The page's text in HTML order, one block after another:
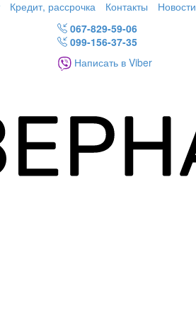
Кредит, рассрочка Контакты Новости
067-829-59-06
099-156-37-35
Написать в Viber